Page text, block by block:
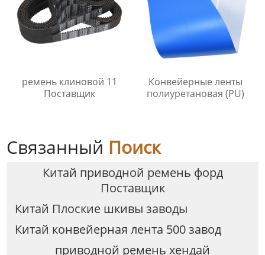
ремень клиновой 11
Поставщик
Конвейерные ленты
полиуретановая (PU)
Связанный Поиск
Китай приводной ремень форд
Поставщик
Китай Плоские шкивы заводы
Китай конвейерная лента 500 завод
приводной ремень хендай